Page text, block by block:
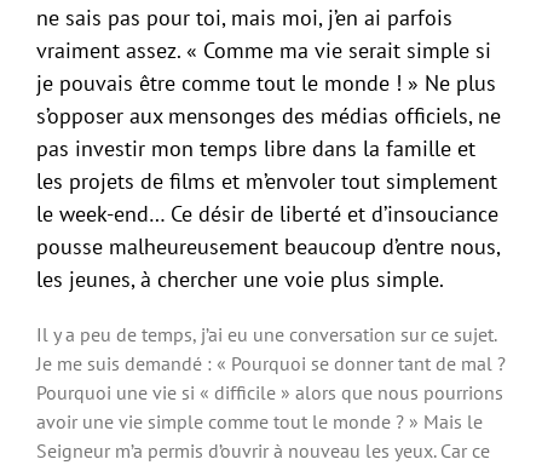
ne sais pas pour toi, mais moi, j’en ai parfois
vraiment assez. « Comme ma vie serait simple si
je pouvais être comme tout le monde ! » Ne plus
s’opposer aux mensonges des médias officiels, ne
pas investir mon temps libre dans la famille et
les projets de films et m’envoler tout simplement
le week-end… Ce désir de liberté et d’insouciance
pousse malheureusement beaucoup d’entre nous,
les jeunes, à chercher une voie plus simple.
Il y a peu de temps, j’ai eu une conversation sur ce sujet.
Je me suis demandé : « Pourquoi se donner tant de mal ?
Pourquoi une vie si « difficile » alors que nous pourrions
avoir une vie simple comme tout le monde ? » Mais le
Seigneur m’a permis d’ouvrir à nouveau les yeux. Car ce